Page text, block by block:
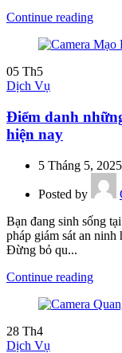
Continue reading
05 Th5
Dịch Vụ
Điểm danh
hiện nay
5 Tháng 5, 2025
Posted by
Bạn đang sinh sống
pháp giám sát an
Đừng bỏ qu...
Continue reading
28 Th4
Dịch Vụ